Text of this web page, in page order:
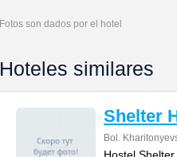
Fotos son dados por el hotel
Hoteles similares
Shelter
Bol.